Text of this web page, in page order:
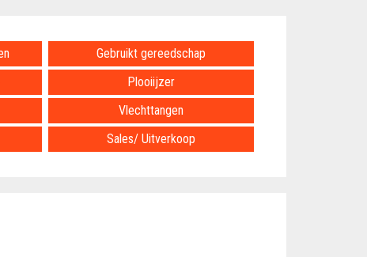
Gebruikt gereedschap
Plooiijzer
Vlechttangen
Sales/ Uitverkoop